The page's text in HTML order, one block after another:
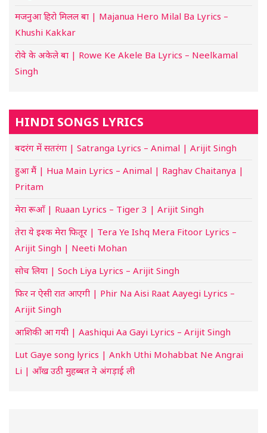
मजनुआ हिरो मिलल बा | Majanua Hero Milal Ba Lyrics –
Khushi Kakkar
रोवे के अकेले बा | Rowe Ke Akele Ba Lyrics – Neelkamal
Singh
HINDI SONGS LYRICS
बदरंग में सतरंगा | Satranga Lyrics – Animal | Arijit Singh
हुआ मैं | Hua Main Lyrics – Animal | Raghav Chaitanya |
Pritam
मेरा रूआँ | Ruaan Lyrics – Tiger 3 | Arijit Singh
तेरा ये इश्क मेरा फितूर | Tera Ye Ishq Mera Fitoor Lyrics –
Arijit Singh | Neeti Mohan
सोच लिया | Soch Liya Lyrics – Arijit Singh
फिर न ऐसी रात आएगी | Phir Na Aisi Raat Aayegi Lyrics –
Arijit Singh
आशिकी आ गयी | Aashiqui Aa Gayi Lyrics – Arijit Singh
Lut Gaye song lyrics | Ankh Uthi Mohabbat Ne Angrai
Li | आँख उठी मुहब्बत ने अंगड़ाई ली